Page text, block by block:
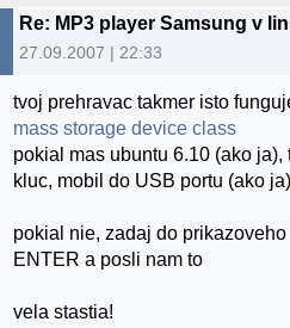
27.09.2007 | 22:33
tvoj prehravac takmer isto
mass storage device class
pokial mas ubuntu 6.10 (ako
kluc, mobil do USB portu (ako
pokial nie, zadaj do
ENTER a posli nam to
vela stastia!